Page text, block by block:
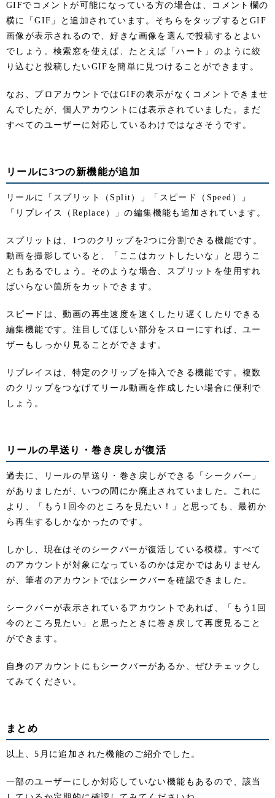
GIFでコメントが可能になっている方の場合は、コメント欄の
横に「GIF」と追加されています。そちらをタップするとGIF
画像が表示されるので、好きな画像を選んで投稿するとよい
でしょう。検索窓を使えば、たとえば「ハート」のように絞
り込むと投稿したいGIFを簡単に見つけることができます。
なお、プロアカウントではGIFの表示がなくコメントできませ
んでしたが、個人アカウントには表示されていました。まだ
すべてのユーザーに対応しているわけではなさそうです。
リールに3つの新機能が追加
リールに「スプリット（Split）」「スピード（Speed）」
「リプレイス（Replace）」の編集機能も追加されています。
スプリットは、1つのクリップを2つに分割できる機能です。
動画を撮影していると、「ここはカットしたいな」と思うこ
ともあるでしょう。そのような場合、スプリットを使用すれ
ばいらない箇所をカットできます。
スピードは、動画の再生速度を速くしたり遅くしたりできる
編集機能です。注目してほしい部分をスローにすれば、ユー
ザーもしっかり見ることができます。
リプレイスは、特定のクリップを挿入できる機能です。複数
のクリップをつなげてリール動画を作成したい場合に便利で
しょう。
リールの早送り・巻き戻しが復活
過去に、リールの早送り・巻き戻しができる「シークバー」
がありましたが、いつの間にか廃止されていました。これに
より、「もう1回今のところを見たい！」と思っても、最初か
ら再生するしかなかったのです。
しかし、現在はそのシークバーが復活している模様。すべて
のアカウントが対象になっているのかは定かではありません
が、筆者のアカウントではシークバーを確認できました。
シークバーが表示されているアカウントであれば、「もう1回
今のところ見たい」と思ったときに巻き戻して再度見ること
ができます。
自身のアカウントにもシークバーがあるか、ぜひチェックし
てみてください。
まとめ
以上、5月に追加された機能のご紹介でした。
一部のユーザーにしか対応していない機能もあるので、該当